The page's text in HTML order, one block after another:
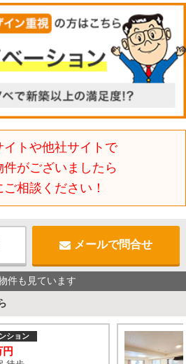
イトや他社サイトで
件がございましたら
相談ください！
メールで問合せ
件も見ています
ション
円